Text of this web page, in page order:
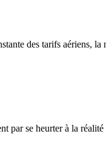
des tarifs aériens,
par se heurter à la